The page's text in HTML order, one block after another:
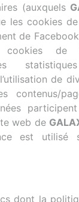
(auxquels
les cookies
de
de
de
contenus/
web de
est
dont la